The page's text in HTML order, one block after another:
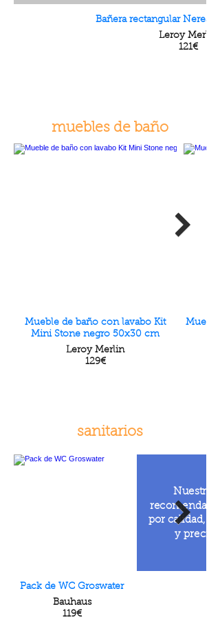
Bañera rectangular Nerea
Leroy Merlin
121€
muebles de baño
Mueble de baño con lavabo Kit
Mini Stone negro 50x30 cm
Leroy Merlin
129€
sanitarios
Pack de WC Groswater
Bauhaus
119€
Nuestras
por calidad,
y precio